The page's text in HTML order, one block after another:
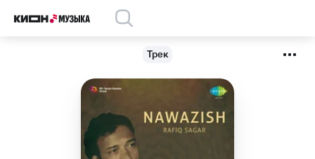
Трек